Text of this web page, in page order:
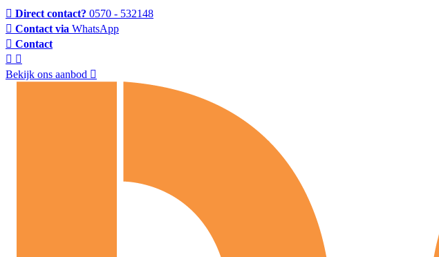
Direct contact? 0570 - 532148
Contact via WhatsApp
Contact
Bekijk ons aanbod